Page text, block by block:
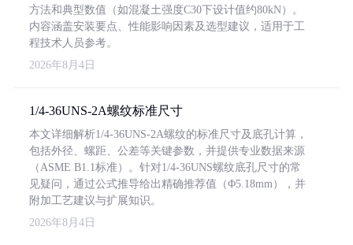
方法和典型数值（如混凝土强度C30下设计值约80kN）。
内容涵盖安装要点、性能影响因素及选型建议，适用于工
程技术人员参考。
2026年8月4日
1/4-36UNS-2A螺纹标准尺寸
本文详细解析1/4-36UNS-2A螺纹的标准尺寸及底孔计算，
包括外径、螺距、公差等关键参数，并提供专业数据来源
（ASME B1.1标准）。针对1/4-36UNS螺纹底孔尺寸的常
见疑问，通过公式推导给出精确推荐值（Φ5.18mm），并
附加工艺建议与扩展知识。
2026年8月4日